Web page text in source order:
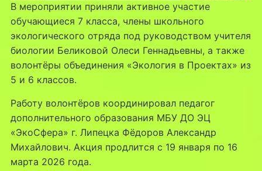
В мероприятии приняли активное участие
обучающиеся 7 класса, члены школьного
экологического отряда под руководством учителя
биологии Беликовой Олеси Геннадьевны, а также
волонтёры объединения «Экология в Проектах» из
5 и 6 классов.
Работу волонтёров координировал педагог
дополнительного образования МБУ ДО ЭЦ
«ЭкоСфера» г. Липецка Фёдоров Александр
Михайлович. Акция продлится с 19 января по 16
марта 2026 года.